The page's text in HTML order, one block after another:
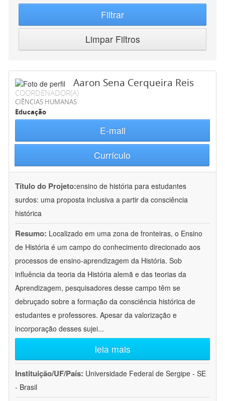
Filtrar
Limpar Filtros
Aaron Sena Cerqueira Reis
COORDENADOR(A)
CIÊNCIAS HUMANAS
Educação
E-mail
Currículo
Título do Projeto:ensino de história para estudantes
surdos: uma proposta inclusiva a partir da consciência
histórica
Resumo: Localizado em uma zona de fronteiras, o Ensino
de História é um campo do conhecimento direcionado aos
processos de ensino-aprendizagem da História. Sob
influência da teoria da História alemã e das teorias da
Aprendizagem, pesquisadores desse campo têm se
debruçado sobre a formação da consciência histórica de
estudantes e professores. Apesar da valorização e
incorporação desses sujei...
leia mais
Instituição/UF/País: Universidade Federal de Sergipe - SE
- Brasil